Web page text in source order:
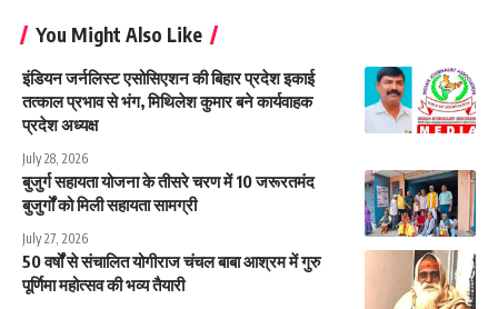
You Might Also Like
इंडियन जर्नलिस्ट एसोसिएशन की बिहार प्रदेश इकाई
तत्काल प्रभाव से भंग, मिथिलेश कुमार बने कार्यवाहक
प्रदेश अध्यक्ष
July 28, 2026
बुजुर्ग सहायता योजना के तीसरे चरण में 10 जरूरतमंद
बुजुर्गों को मिली सहायता सामग्री
July 27, 2026
50 वर्षों से संचालित योगीराज चंचल बाबा आश्रम में गुरु
पूर्णिमा महोत्सव की भव्य तैयारी